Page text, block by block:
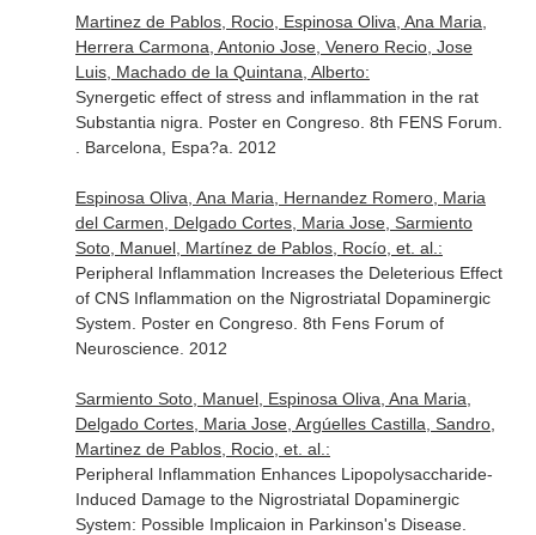
Martinez de Pablos, Rocio, Espinosa Oliva, Ana Maria,
Herrera Carmona, Antonio Jose, Venero Recio, Jose
Luis, Machado de la Quintana, Alberto:
Synergetic effect of stress and inflammation in the rat
Substantia nigra. Poster en Congreso. 8th FENS Forum.
. Barcelona, Espa?a. 2012
Espinosa Oliva, Ana Maria, Hernandez Romero, Maria
del Carmen, Delgado Cortes, Maria Jose, Sarmiento
Soto, Manuel, Martínez de Pablos, Rocío, et. al.:
Peripheral Inflammation Increases the Deleterious Effect
of CNS Inflammation on the Nigrostriatal Dopaminergic
System. Poster en Congreso. 8th Fens Forum of
Neuroscience. 2012
Sarmiento Soto, Manuel, Espinosa Oliva, Ana Maria,
Delgado Cortes, Maria Jose, Argúelles Castilla, Sandro,
Martinez de Pablos, Rocio, et. al.:
Peripheral Inflammation Enhances Lipopolysaccharide-
Induced Damage to the Nigrostriatal Dopaminergic
System: Possible Implicaion in Parkinson's Disease.